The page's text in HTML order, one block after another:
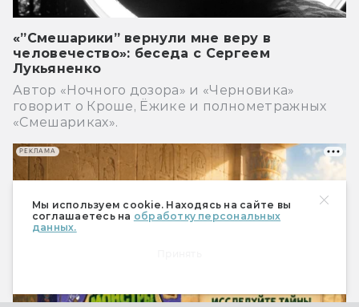
Мы используем cookie. Находясь на сайте вы
соглашаетесь на обработку персональных
данных.
«”Смешарики” вернули мне веру в
человечество»: беседа с Сергеем
Лукьяненко
Автор «Ночного дозора» и «Черновика»
говорит о Кроше, Ёжике и полнометражных
«Смешариках».
РЕКЛАМА